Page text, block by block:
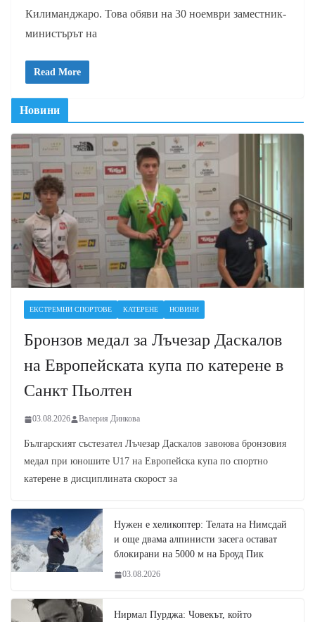
Килиманджаро. Това обяви на 30 ноември заместник-
министърът на
Read More
Новини
ЕКСТРЕМНИ СПОРТОВЕ КАТЕРЕНЕ НОВИНИ
Бронзов медал за Лъчезар Даскалов
на Европейската купа по катерене в
Санкт Пьолтен
03.08.2026 Валерия Динкова
Българският състезател Лъчезар Даскалов завоюва бронзовия
медал при юношите U17 на Европейска купа по спортно
катерене в дисциплината скорост за
Нужен е хеликоптер: Телата на Нимсдай
и още двама алпинисти засега остават
блокирани на 5000 м на Броуд Пик
03.08.2026
Нирмал Пурджа: Човекът, който